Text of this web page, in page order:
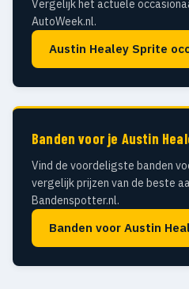
Vergelijk het actuele
AutoWeek.nl.
Austin Healey Sprite
Banden voor je Austin
Vind de voordeligste banden
vergelijk prijzen van de beste
Bandenspotter.nl.
Banden voor Austin